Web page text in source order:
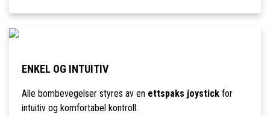
ENKEL OG INTUITIV
Alle bombevegelser styres av en ettspaks joystickfor
intuitiv og komfortabel kontroll.